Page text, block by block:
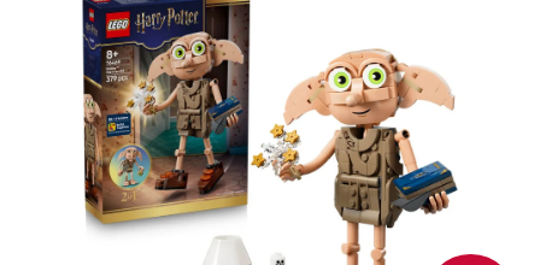
hviezdičiek.